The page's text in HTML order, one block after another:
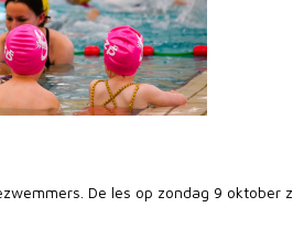
De les op zondag 9 oktober